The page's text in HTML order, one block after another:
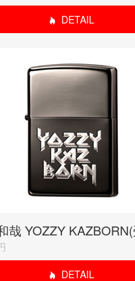
DETAIL
DETAIL